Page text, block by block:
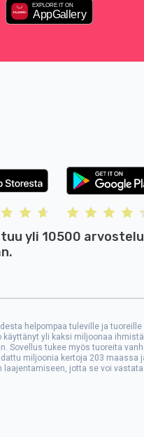
yli 10500
helpompaa tuleville ja
yli kaksi miljoonaa
Sovellus tukee myös tuoreita
miljoonia kertoja 203 maassa
jotta se voi